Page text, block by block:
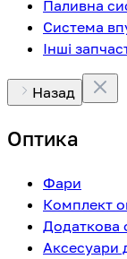
Паливна
Система
Інші
Назад
Оптика
Фари
Комплект
Додаткова
Аксесуари